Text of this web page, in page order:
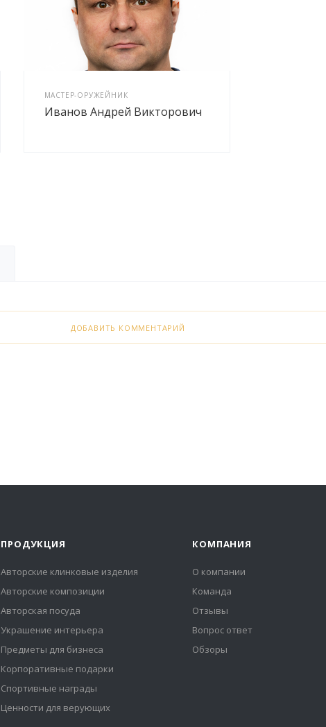
МАСТЕР-ОРУЖЕЙНИК
Иванов Андрей Викторович
ДОБАВИТЬ КОММЕНТАРИЙ
ПРОДУКЦИЯ
Авторские клинковые изделия
Авторские композиции
Авторская посуда
Украшение интерьера
Предметы для бизнеса
Корпоративные подарки
Спортивные награды
Ценности для верующих
КОМПАНИЯ
О компании
Команда
Отзывы
Вопрос ответ
Обзоры